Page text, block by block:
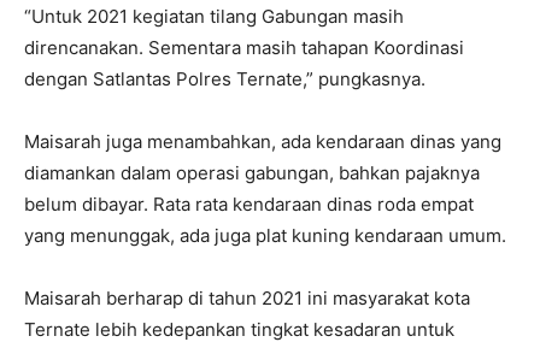
“Untuk 2021 kegiatan tilang Gabungan masih
direncanakan. Sementara masih tahapan Koordinasi
dengan Satlantas Polres Ternate,” pungkasnya.
Maisarah juga menambahkan, ada kendaraan dinas yang
diamankan dalam operasi gabungan, bahkan pajaknya
belum dibayar. Rata rata kendaraan dinas roda empat
yang menunggak, ada juga plat kuning kendaraan umum.
Maisarah berharap di tahun 2021 ini masyarakat kota
Ternate lebih kedepankan tingkat kesadaran untuk